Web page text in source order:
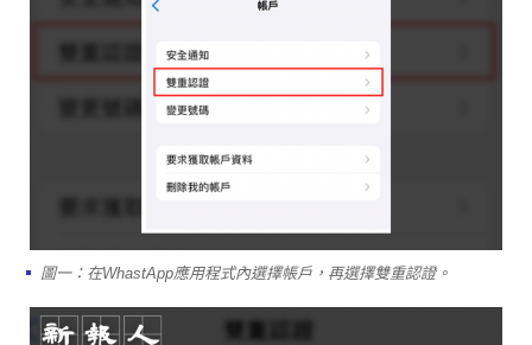
圖一：在WhastApp應用程式內選擇帳戶，再選擇雙重認證。